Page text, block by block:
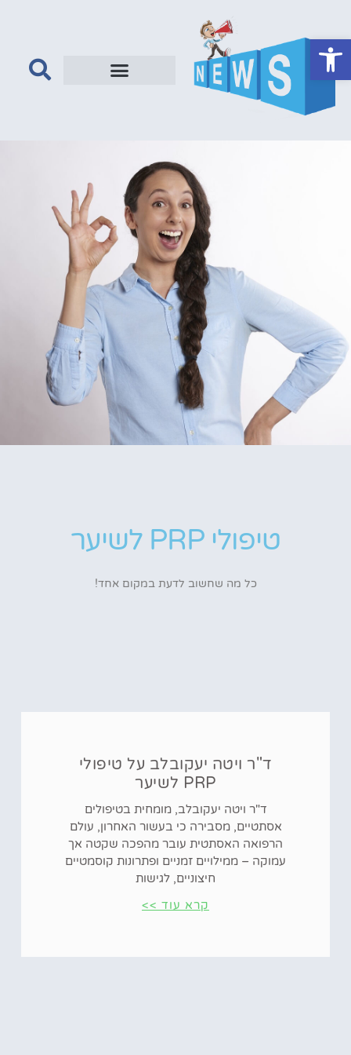
טיפולי PRP לשיער
כל מה שחשוב לדעת במקום אחד!
ד"ר ויטה יעקובלב על טיפולי
PRP לשיער
ד"ר ויטה יעקובלב, מומחית בטיפולים
אסתטיים, מסבירה כי בעשור האחרון, עולם
הרפואה האסתטית עובר מהפכה שקטה אך
עמוקה – ממילויים זמניים ופתרונות קוסמטיים
חיצוניים, לגישות
קרא עוד >>
פתח סרגל נגישות